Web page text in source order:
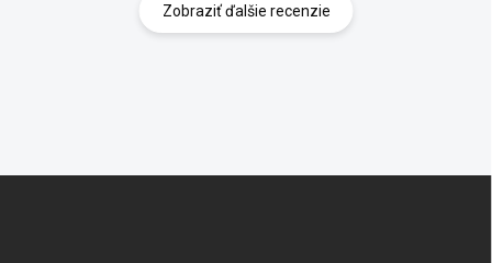
Zobraziť ďalšie recenzie